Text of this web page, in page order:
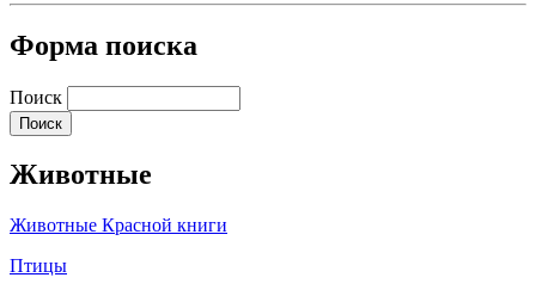
Форма поиска
Поиск
Животные
Животные Красной книги
Птицы